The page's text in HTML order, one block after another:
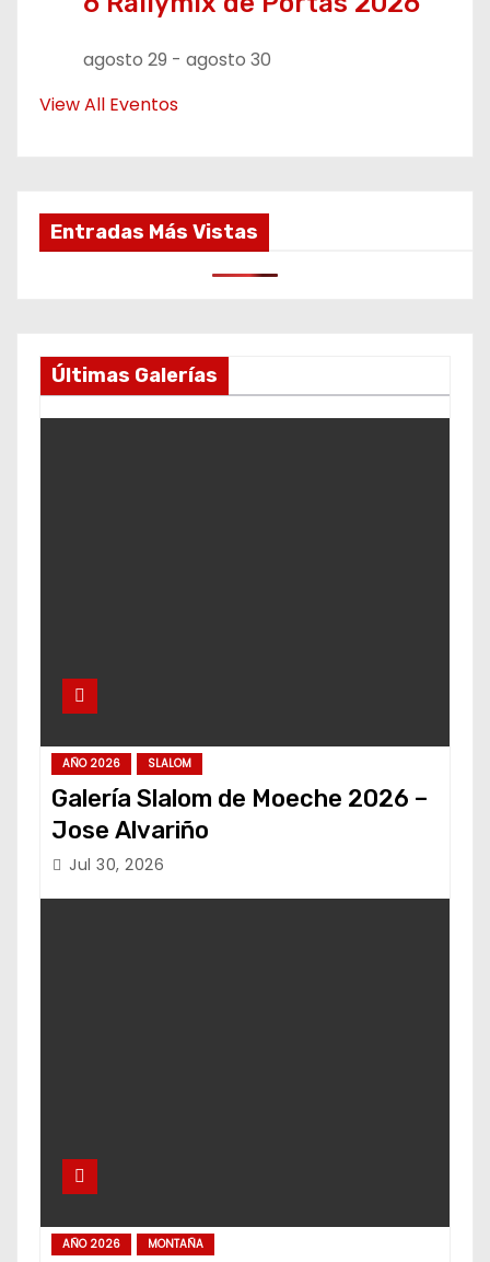
agosto 29 - agosto 30
View All Eventos
Entradas Más Vistas
Últimas Galerías
AÑO 2026 SLALOM
Galería Slalom de Moeche 2026 –
Jose Alvariño
Jul 30, 2026
AÑO 2026 MONTAÑA